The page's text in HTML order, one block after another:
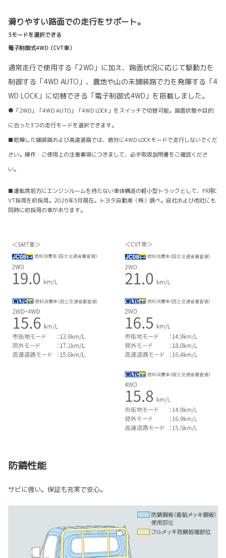
滑りやすい路面での走行をサポート。
3モードを選択できる
電子制御式4WD（CVT車）
通常走行で使用する「2WD」に加え、路面状況に応じて駆動力を
制御する「4WD AUTO」、農地や山の未舗装路で力を発揮する「4
WD LOCK」に切替できる「電子制御式4WD」を搭載しました。
●「2WD」「4WD AUTO」「4WD LOCK」をスイッチで切替可能。路面状態や目的
に合った3つの走行モードを選択できます。
■乾燥した舗装路および高速道路では、絶対に4WD LOCKモードで走行しないでくだ
さい。操作・ご使用上の注意事項につきまして、必ず取扱説明書をご確認くださ
い。
■運転席前方にエンジンルームを持たない車体構造の軽小型トラックとして、FR用C
VT採用を初採用。2026年3月現在。トヨタ自動車（株）調べ。自社および他社にも
同時に初採用の車があります。
防錆性能
サビに強い。保証も充実で安心。